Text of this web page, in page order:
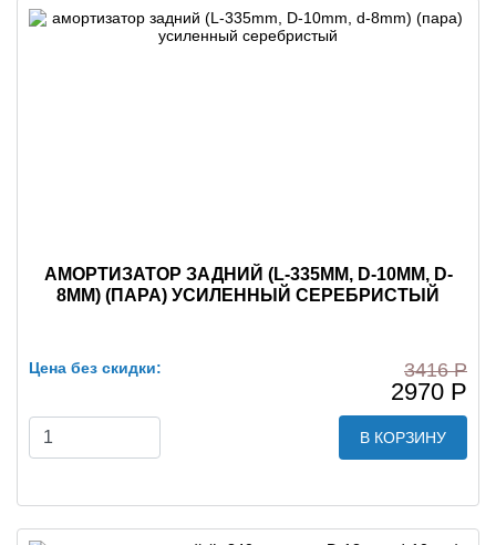
АМОРТИЗАТОР ЗАДНИЙ (L-335MM, D-10MM, D-
8MM) (ПАРА) УСИЛЕННЫЙ СЕРЕБРИСТЫЙ
Цена без скидки: 3416 Р
2970 Р
В КОРЗИНУ